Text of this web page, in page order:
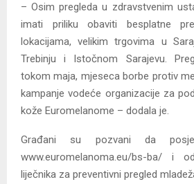
– Osim pregleda u zdravstvenim
imati priliku obaviti besplatne
lokacijama, velikim trgovima u
Trebinju i Istočnom Sarajevu.
tokom maja, mjeseca borbe protiv
kampanje vodeće organizacije za
kože Euromelanome – dodala je.
Građani su pozvani da
www.euromelanoma.eu/bs-ba/ i
liječnika za preventivni pregled